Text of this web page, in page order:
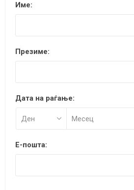
Име:
Презиме:
Дата на раѓање:
Е-пошта: